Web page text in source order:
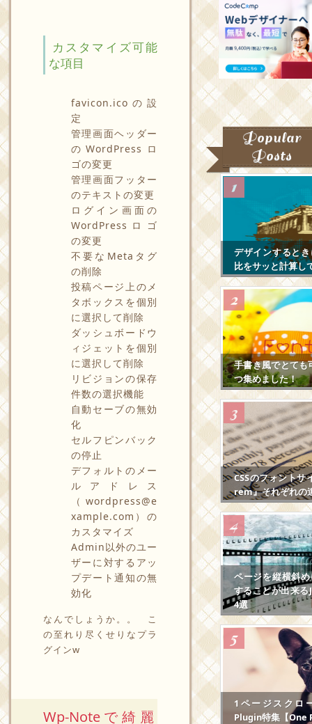
カスタマイズ可能
な項目
favicon.icoの設
定
管理画面ヘッダー
のWordPressロ
ゴの変更
管理画面フッター
のテキストの変更
ログイン画面の
WordPressロゴ
の変更
不要なMetaタグ
の削除
投稿ページ上のメ
タボックスを個別
に選択して削除
ダッシュボードウ
ィジェットを個別
に選択して削除
リビジョンの保存
件数の選択機能
自動セーブの無効
化
セルフピンバック
の停止
デフォルトのメー
ルアドレス
（wordpress@e
xample.com ）の
カスタマイズ
Admin以外のユー
ザーに対するアッ
プデート通知の無
効化
なんでしょうか。。 こ
の至れり尽くせりなプラ
グインw
Wp-Noteで綺麗
Popular
Posts
デザインすると
比をサッと計算し
手書き風でとても
つ集めました！
CSSのフォント
rem』それぞれの
ページを縦横斜
することが出来
4選
1ページスクロ
Plugin特集【One